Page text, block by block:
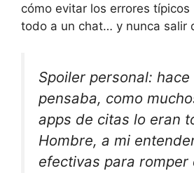
cómo evitar los errores
todo a un chat… y nunca salir
Spoiler personal: hace
pensaba, como
apps de citas lo eran
Hombre, a mi
efectivas para romper